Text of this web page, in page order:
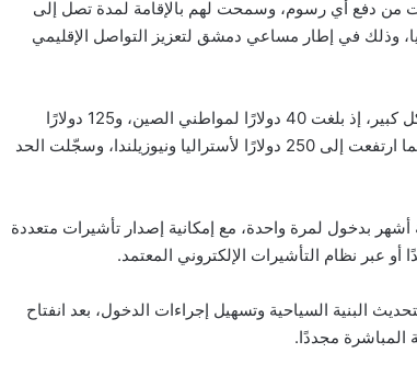
من دفع أي رسوم، وسمحت لهم بالإقامة لمدة تصل إلى
وذلك في إطار مساعي دمشق لتعزيز التواصل الإقليمي
أما بالنسبة للجنسيات غير العربية، فتفاوتت الرسوم بشكل كبير، إذ بلغت 40 دولارًا لمواطني الصين، و125 دولارًا
للقادمين من دول الاتحاد الأوروبي، و150 دولارًا لكندا، بينما ارتفعت إلى 250 دولارًا لأستراليا ونيوزيلندا، وسجّلت الحد
بدخول لمرة واحدة، مع إمكانية إصدار تأشيرات متعددة
عبر نظام التأشيرات الإلكتروني المعتمد.
البنية السياحية وتسهيل إجراءات الدخول، بعد انفتاح
المباشرة مجددًا.